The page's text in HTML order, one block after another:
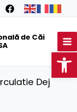
de Căi
Dej